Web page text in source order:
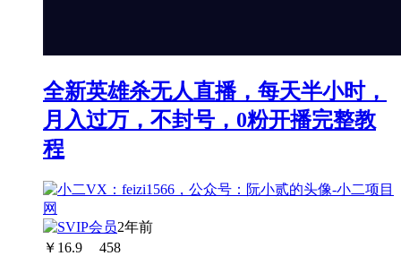
全新英雄杀无人直播，每天半小时，
月入过万，不封号，0粉开播完整教
程
2年前
￥ 16.9 458